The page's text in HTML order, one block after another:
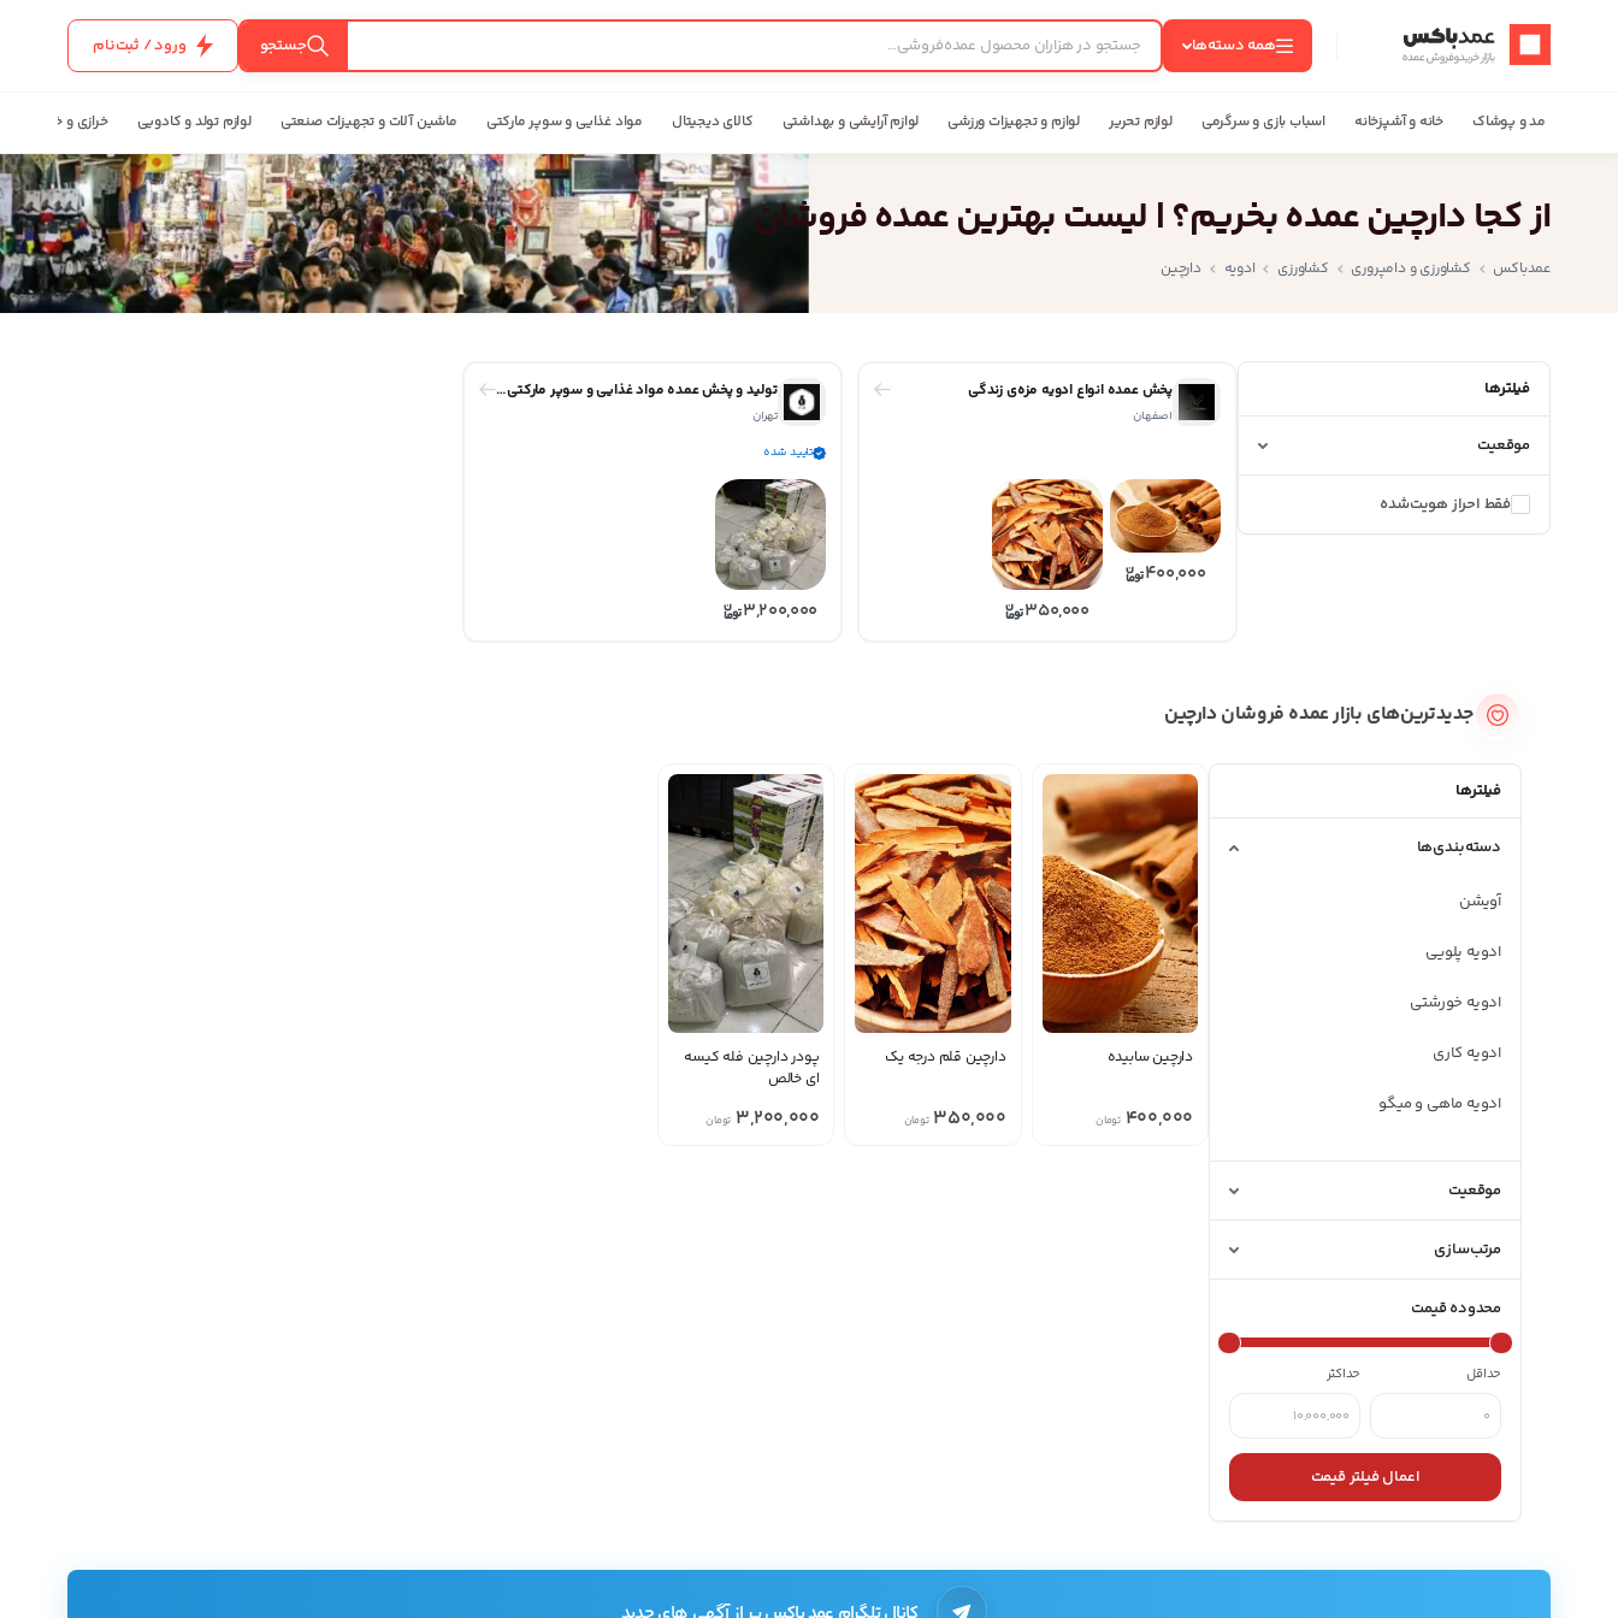
عمدباکس — بازگشت به صفحه اصلی همه دسته‌ها جستجو ورود / ثبت‌نام
مد و پوشاک خانه و آشپزخانه اسباب بازی و سرگرمی لوازم تحریر لوازم و تجهیزات ورزشی لوازم آرایشی و بهداشتی کالای دیجیتال مواد غذایی و سوپر مارکتی ماشین آلات و تجهیزات صنعتی لوازم تولد و کادویی خرازی و خیاطی
از کجا دارچین عمده بخریم؟ | لیست بهترین عمده فروشان
عمدباکس کشاورزی و دامپروری کشاورزی ادویه دارچین
فیلترها
موقعیت
فقط احراز هویت‌شده
پخش عمده انواع ادویه مزه‌ی زندگی
اصفهان
400,000
350,000
تولید و پخش عمده مواد غذایی و سوپر مارکتی عالیا
تهران
تایید شده
3,200,000
جدیدترین‌های بازار عمده فروشان دارچین
فیلترها
دسته‌بندی‌ها
آویشن
ادویه پلویی
ادویه خورشتی
ادویه کاری
ادویه ماهی و میگو
پودر سیر
پودر فلفل قرمز
تخم گشنیز و شنبلیله
چیلی
دارچین
زردچوبه
زعفران
موقعیت
مرتب‌سازی
محدوده قیمت
حداقل حداکثر
اعمال فیلتر قیمت
دارچین سابیده
400,000 تومان
دارچین قلم درجه یک
350,000 تومان
پودر دارچین فله کیسه
ای خالص
3,200,000 تومان